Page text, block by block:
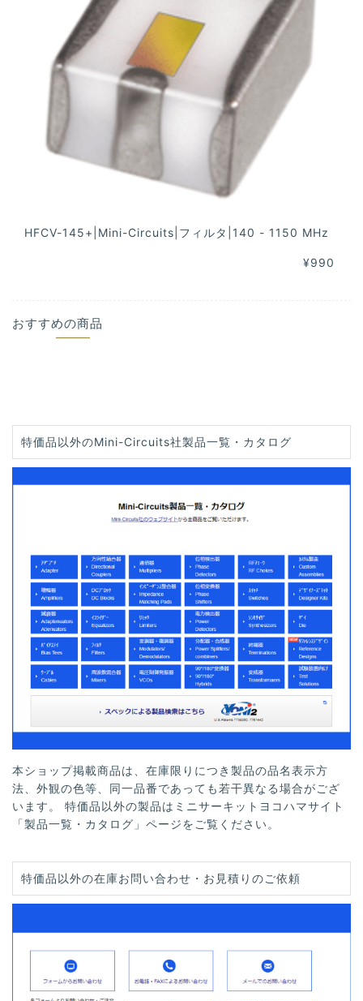
HFCV-145+|Mini-Circuits|フィルタ|140 - 1150 MHz
¥990
おすすめの商品
特価品以外のMini-Circuits社製品一覧・カタログ
本ショップ掲載商品は、在庫限りにつき製品の品名表示方
法、外観の色等、同一品番であっても若干異なる場合がござ
います。 特価品以外の製品はミニサーキットヨコハマサイト
「製品一覧・カタログ」ページをご覧ください。
特価品以外の在庫お問い合わせ・お見積りのご依頼